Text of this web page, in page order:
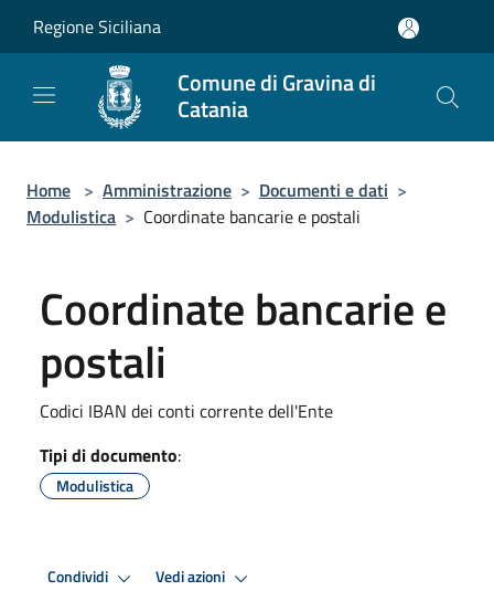
Regione Siciliana
Comune di Gravina di
Catania
Home > Amministrazione > Documenti e dati >
Modulistica > Coordinate bancarie e postali
Coordinate bancarie e
postali
Codici IBAN dei conti corrente dell'Ente
Tipi di documento:
Modulistica
Condividi Vedi azioni